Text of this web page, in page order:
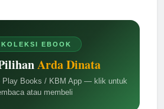
KOLEKSI EBOOK
Arda Dinata
Play Books / KBM App — klik untuk
atau membeli